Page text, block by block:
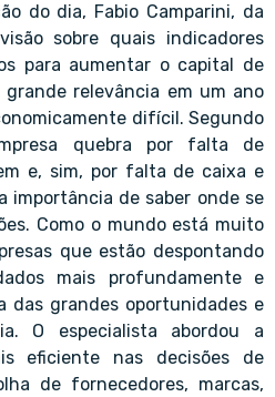
do dia, Fabio Camparini, da
sobre quais indicadores
para aumentar o capital de
relevância em um ano
difícil. Segundo
quebra por falta de
e, sim, por falta de caixa e
importância de saber onde se
Como o mundo está muito
que estão despontando
mais profundamente e
das grandes oportunidades e
O especialista abordou a
eficiente nas decisões de
de fornecedores, marcas,